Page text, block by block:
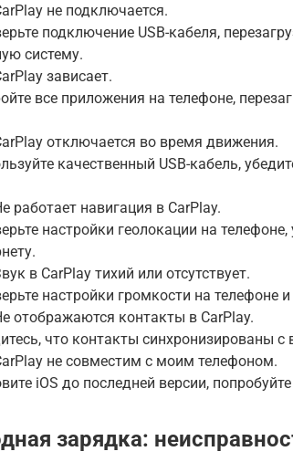
не подключается.
подключение USB-кабеля,
систему.
зависает.
все приложения на телефоне,
отключается во время движения.
качественный USB-кабель,
работает навигация в CarPlay.
настройки геолокации на телефоне,
в CarPlay тихий или отсутствует.
настройки громкости на телефоне
отображаются контакты в CarPlay.
что контакты синхронизированы
не совместим с моим телефоном.
iOS до последней версии,
зарядка: